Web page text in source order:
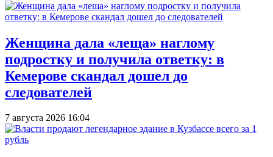
Женщина дала «леща» наглому
подростку и получила ответку: в
Кемерове скандал дошел до
следователей
7 августа 2026 16:04